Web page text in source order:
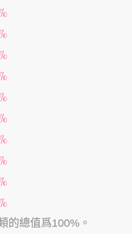
的總值爲100%。